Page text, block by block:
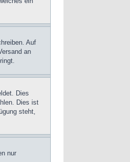
Auf
an
Dies
Dies ist
steht,
nur